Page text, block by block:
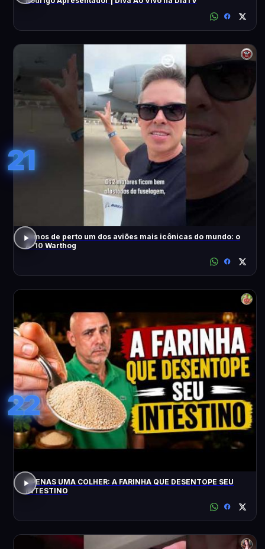
21
Vimos de perto um dos aviões mais icônicas do mundo: o
A-10 Warthog
22
APENAS UMA COLHER: A FARINHA QUE DESENTOPE SEU
INTESTINO